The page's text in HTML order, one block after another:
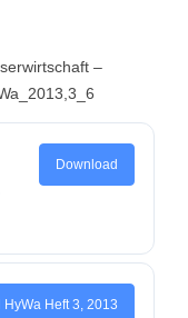
–
Download
Heft 3, 2013